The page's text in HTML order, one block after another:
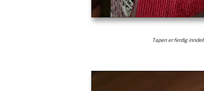
Tapen er ferdig